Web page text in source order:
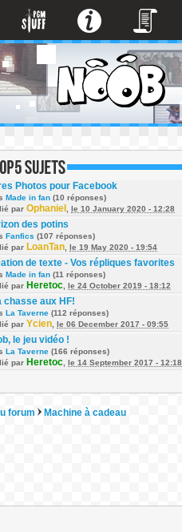
Photos pour Facebook
Made in fan (10 réponses)
par Ophaniel le 10 January 2020 - 12:28
des potins
Fanfics (107 réponses)
par LoanTan le 19 May 2020 - 19:54
de texte - Vos répliques favorites
Made in fan (11 réponses)
par Heretoc le 24 October 2019 - 18:12
chasse aux HF!
La Taverne (112 réponses)
par Ycien le 06 December 2017 - 09:55
le jeu vidéo !
La Taverne (166 réponses)
par Heretoc le 14 September 2017 - 12:18
forum Machine à cadeau